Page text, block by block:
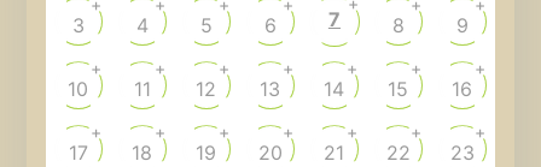
3
+
4
+
5
+
6
+
7 8
+
9
+
10
+
11
+
12
+
13
+
14
+
15
+
16
+
17
+
18
+
19
+
20
+
21
+
22
+
23
+